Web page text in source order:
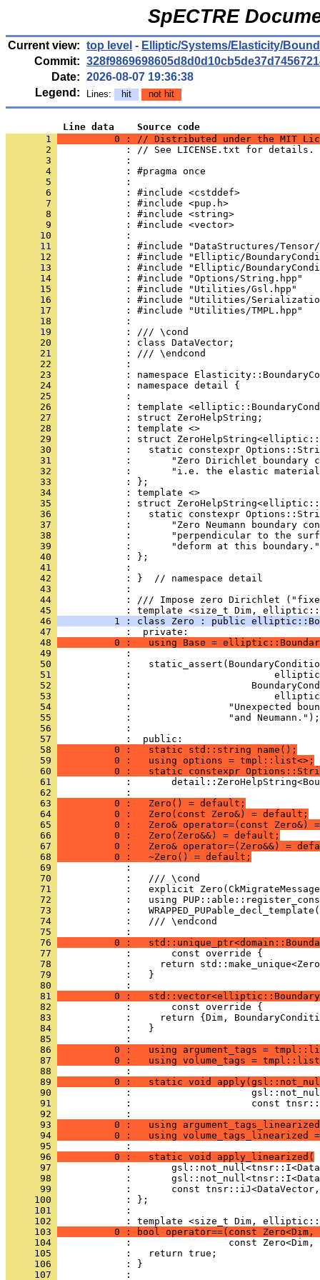
SpECTRE
Current view: top level - Elliptic/Systems/Elasticity/
Commit:
Date: 2026-08-07 19:36:38
Legend:
Lines: hit not hit
          Line data    Source code
       1
0 : // Distributed under the MIT
       2
            : // See LICENSE.txt for details.
       3
            :
       4
            : #pragma once
       5
            :
       6
            : #include <cstddef>
       7
            : #include <pup.h>
       8
            : #include <string>
       9
            : #include <vector>
      10
            :
      11
: #include "DataStructures/
      12
: #include "Elliptic/
      13
: #include "Elliptic/
      14
            : #include "Options/String.hpp"
      15
            : #include "Utilities/Gsl.hpp"
      16
: #include "Utilities/
      17
            : #include "Utilities/TMPL.hpp"
      18
            :
      19
            : /// \cond
      20
            : class DataVector;
      21
            : /// \endcond
      22
            :
      23
: namespace
      24
            : namespace detail {
      25
            :
      26
: template
      27
            : struct ZeroHelpString;
      28
            : template <>
      29
: struct
      30
:   static constexpr
      31
:       "Zero Dirichlet boundary
      32
:       "i.e. the elastic
      33
            : };
      34
            : template <>
      35
: struct
      36
:   static constexpr
      37
:       "Zero Neumann boundary
      38
:       "perpendicular to the
      39
:       "deform at this
      40
            : };
      41
            :
      42
            : }  // namespace detail
      43
            :
      44
: /// Impose zero Dirichlet
      45
: template <size_t Dim,
      46
1 : class Zero : public
      47
            :  private:
      48
0 :   using Base =
      49
            :
      50
:
      51
:
      52
:
      53
:
      54
:                 "Unexpected
      55
            :                 "and Neumann.");
      56
            :
      57
            :  public:
      58
          0 :   static std::string name();
      59
          0 :   using options = tmpl::list<>;
      60
0 :   static constexpr
      61
:
      62
            :
      63
          0 :   Zero() = default;
      64
          0 :   Zero(const Zero&) = default;
      65
0 :   Zero& operator=(const Zero&)
      66
          0 :   Zero(Zero&&) = default;
      67
0 :   Zero& operator=(Zero&&) =
      68
          0 :   ~Zero() = default;
      69
            :
      70
            :   /// \cond
      71
:   explicit
      72
:   using
      73
:
      74
            :   /// \endcond
      75
            :
      76
0 :
      77
            :       const override {
      78
:     return
      79
            :   }
      80
            :
      81
0 :
      82
            :       const override {
      83
:     return {Dim,
      84
            :   }
      85
            :
      86
0 :   using argument_tags =
      87
0 :   using volume_tags =
      88
            :
      89
0 :   static void
      90
:
      91
:                     const
      92
            :
      93
0 :   using
      94
0 :   using volume_tags_linearized
      95
            :
      96
          0 :   static void apply_linearized(
      97
:
      98
:
      99
:       const
     100
            : };
     101
            :
     102
: template <size_t Dim,
     103
0 : bool operator==(const
     104
:                 const
     105
            :   return true;
     106
            : }
     107
            :